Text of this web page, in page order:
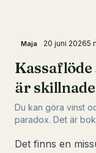
Maja 20 juni 20265
är
Du kan göra vinst
paradox. Det är
Det finns en